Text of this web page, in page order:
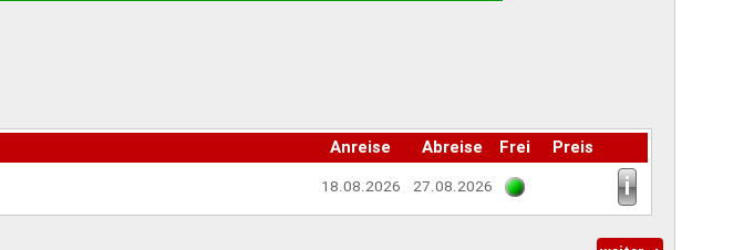
Anreise Abreise Frei Preis
18.08.2026 27.08.2026